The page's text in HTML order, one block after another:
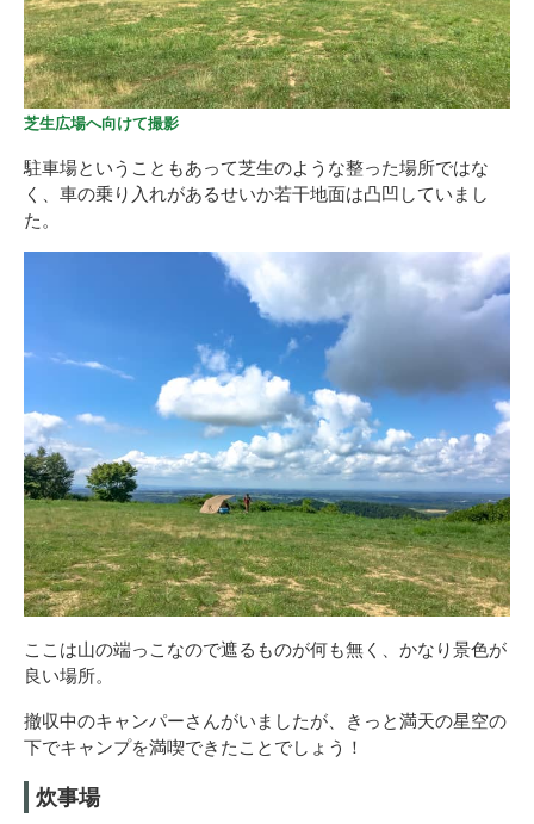
芝生広場へ向けて撮影
駐車場ということもあって芝生のような整った場所ではな
く、車の乗り入れがあるせいか若干地面は凸凹していまし
た。
ここは山の端っこなので遮るものが何も無く、かなり景色が
良い場所。
撤収中のキャンパーさんがいましたが、きっと満天の星空の
下でキャンプを満喫できたことでしょう！
炊事場